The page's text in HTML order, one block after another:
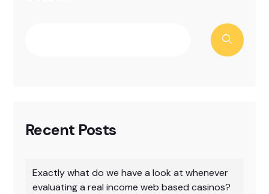
Recent Posts
Exactly what do we have a look at whenever
evaluating a real income web based casinos?